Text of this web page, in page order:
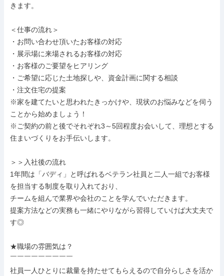
きます。
＜仕事の流れ＞
・お問い合わせ頂いたお客様の対応
・展示場に来場されるお客様の対応
・お客様のご要望をヒアリング
・ご希望に応じた土地探しや、資金計画に関する相談
・注文住宅の提案
※家を建てたいと思われたきっかけや、現状のお悩みなどを伺う
ことから始めましょう！
※ご契約の前と後でそれぞれ3～5回程度お会いして、理想とする
住まいづくりをお手伝いします。
＞＞入社後の流れ
1年間は「バディ」と呼ばれるベテラン社員と二人一組でお客様
を担当する制度を取り入れており、
チームを組んで業界や会社のことを学んでいただきます。
提案方法などの実務も一緒にやりながら習得していけば大丈夫で
す◎
★職場の雰囲気は？
￣￣￣￣￣￣￣￣￣
社員一人ひとりに裁量を持たせてもらえるので自分らしさを活か